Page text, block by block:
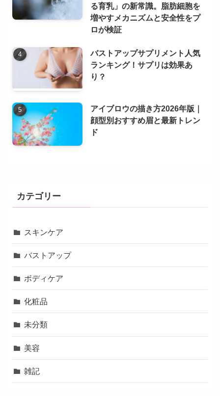
る育乳」の新常識。脂肪細胞を
増やすメカニズムと安全性をプ
ロが検証
バストアップサプリメント人気
ランキング！サプリは効果あ
り？
アイブロウの描き方2026年版｜
顔型別おすすめ眉と最新トレン
ド
カテゴリー
スキンケア
バストアップ
ボディケア
化粧品
未分類
美容
雑記